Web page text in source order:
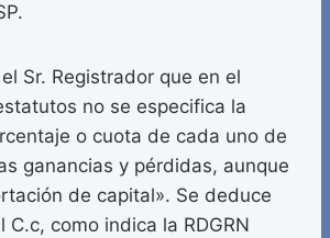
Sr. Registrador que en el
no se especifica la
o cuota de cada uno de
ganancias y pérdidas, aunque
de capital». Se deduce
C.c, como indica la RDGRN